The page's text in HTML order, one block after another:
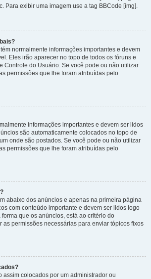
Para exibir uma imagem use a tag BBCode [img].
normalmente informações importantes e devem
Eles irão aparecer no topo de todos os fóruns e
Controle do Usuário. Se você pode ou não utilizar
permissões que lhe foram atribuídas pelo
informações importantes e devem ser lidos
são automaticamente colocados no topo de
onde são postados. Se você pode ou não utilizar
permissões que lhe foram atribuídas pelo
abaixo dos anúncios e apenas na primeira página
com conteúdo importante e devem ser lidos logo
que os anúncios, está ao critério do
as permissões necessárias para enviar tópicos fixos
assim colocados por um administrador ou